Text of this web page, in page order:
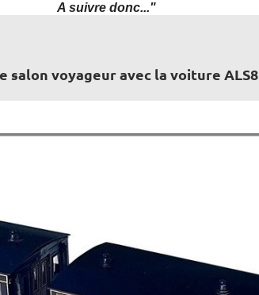
A suivre donc..."
salon voyageur avec la voiture ALS8